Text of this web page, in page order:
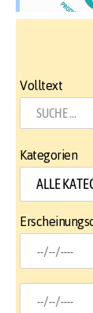
Volltext
Kategorien